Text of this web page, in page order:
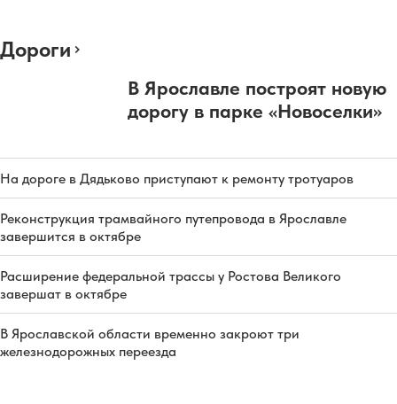
Дороги
В Ярославле построят новую
дорогу в парке «Новоселки»
На дороге в Дядьково приступают к ремонту тротуаров
Реконструкция трамвайного путепровода в Ярославле
завершится в октябре
Расширение федеральной трассы у Ростова Великого
завершат в октябре
В Ярославской области временно закроют три
железнодорожных переезда